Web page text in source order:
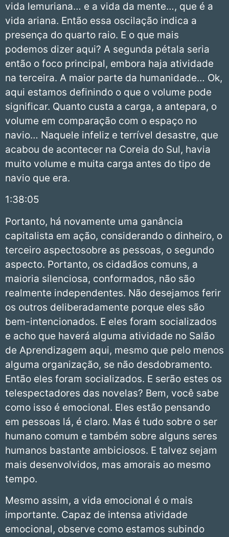
vida lemuriana… e a vida da mente…, que é a
vida ariana. Então essa oscilação indica a
presença do quarto raio. E o que mais
podemos dizer aqui? A segunda pétala seria
então o foco principal, embora haja atividade
na terceira. A maior parte da humanidade… Ok,
aqui estamos definindo o que o volume pode
significar. Quanto custa a carga, a antepara, o
volume em comparação com o espaço no
navio… Naquele infeliz e terrível desastre, que
acabou de acontecer na Coreia do Sul, havia
muito volume e muita carga antes do tipo de
navio que era.
1:38:05
Portanto, há novamente uma ganância
capitalista em ação, considerando o dinheiro, o
terceiro aspectosobre as pessoas, o segundo
aspecto. Portanto, os cidadãos comuns, a
maioria silenciosa, conformados, não são
realmente independentes. Não desejamos ferir
os outros deliberadamente porque eles são
bem-intencionados. E eles foram socializados
e acho que haverá alguma atividade no Salão
de Aprendizagem aqui, mesmo que pelo menos
alguma organização, se não desdobramento.
Então eles foram socializados. E serão estes os
telespectadores das novelas? Bem, você sabe
como isso é emocional. Eles estão pensando
em pessoas lá, é claro. Mas é tudo sobre o ser
humano comum e também sobre alguns seres
humanos bastante ambiciosos. E talvez sejam
mais desenvolvidos, mas amorais ao mesmo
tempo.
Mesmo assim, a vida emocional é o mais
importante. Capaz de intensa atividade
emocional, observe como estamos subindo